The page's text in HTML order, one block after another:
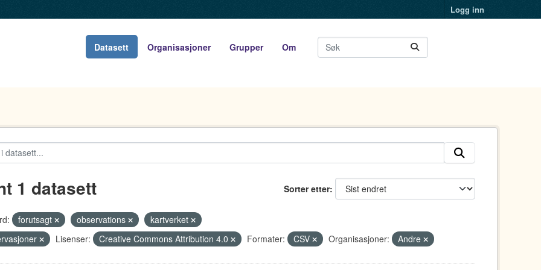
Logg inn
Datasett Organisasjoner Grupper Om
Sorter etter
1 datasett
forutsagt observations
kartverket
Lisenser: Creative Commons Attribution 4.0 Formater: CSV Organisasjoner: Andre